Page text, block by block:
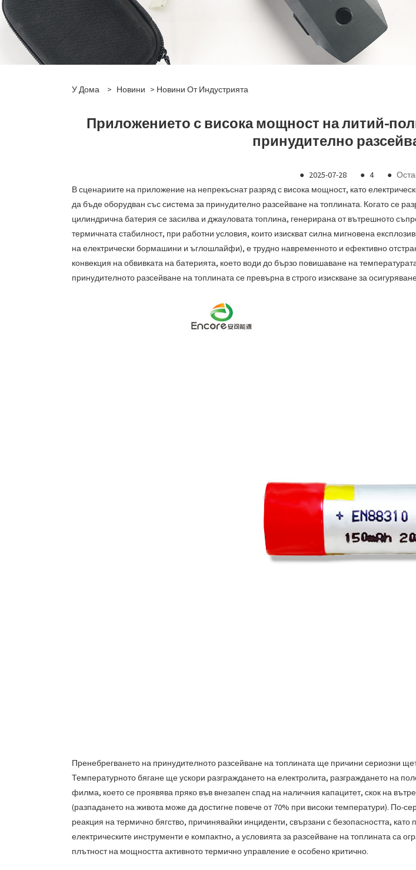
У Дома > Новини > Новини От Индустрията
Приложението с висока мощност на литий-
принудително
● 2025-07-28 ● 4 ●
В сценариите на приложение на непрекъснат разряд с висока мощност, като
да бъде оборудван със система за принудително разсейване на топлината. Когато се
цилиндрична батерия се засилва и джауловата топлина, генерирана от вътрешното
термичната стабилност, при работни условия, които изискват силна мигновена
на електрически бормашини и ъглошлайфи), е трудно навременното и ефективно
конвекция на обвивката на батерията, което води до бързо повишаване на
принудителното разсейване на топлината се превърна в строго изискване за
Пренебрегването на принудителното разсейване на топлината ще причини сериозни
Температурното бягане ще ускори разграждането на електролита, разграждането на
филма, което се проявява пряко във внезапен спад на наличния капацитет, скок на
(разпадането на живота може да достигне повече от 70% при високи температури).
реакция на термично бягство, причинявайки инциденти, свързани с безопасността,
електрическите инструменти е компактно, а условията за разсейване на топлината са
плътност на мощността активното термично управление е особено критично.